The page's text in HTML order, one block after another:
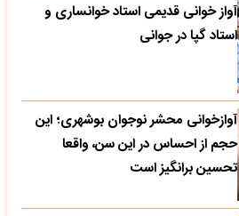
آواز خوانی قدیمی استاد خوانساری و
استاد گپا در جوانی
آوازخوانی محشر نوجوان بوشهری؛ این
حجم از احساس در این سن، واقعا
تحسین‌ برانگیز است